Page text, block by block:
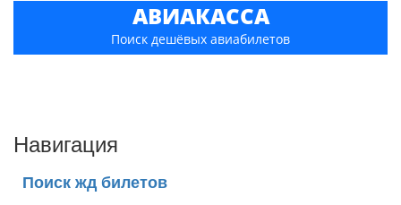
АВИАКАССА
Поиск дешёвых авиабилетов
Навигация
Поиск жд билетов